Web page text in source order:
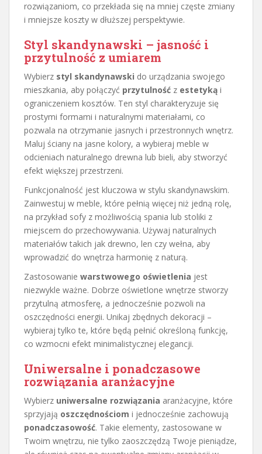
rozwiązaniom, co przekłada się na mniej częste zmiany
i mniejsze koszty w dłuższej perspektywie.
Styl skandynawski – jasność i
przytulność z umiarem
Wybierz styl skandynawski do urządzania swojego
mieszkania, aby połączyć przytulność z estetyką i
ograniczeniem kosztów. Ten styl charakteryzuje się
prostymi formami i naturalnymi materiałami, co
pozwala na otrzymanie jasnych i przestronnych wnętrz.
Maluj ściany na jasne kolory, a wybieraj meble w
odcieniach naturalnego drewna lub bieli, aby stworzyć
efekt większej przestrzeni.
Funkcjonalność jest kluczowa w stylu skandynawskim.
Zainwestuj w meble, które pełnią więcej niż jedną rolę,
na przykład sofy z możliwością spania lub stoliki z
miejscem do przechowywania. Używaj naturalnych
materiałów takich jak drewno, len czy wełna, aby
wprowadzić do wnętrza harmonię z naturą.
Zastosowanie warstwowego oświetlenia jest
niezwykle ważne. Dobrze oświetlone wnętrze stworzy
przytulną atmosferę, a jednocześnie pozwoli na
oszczędności energii. Unikaj zbędnych dekoracji –
wybieraj tylko te, które będą pełnić określoną funkcję,
co wzmocni efekt minimalistycznej elegancji.
Uniwersalne i ponadczasowe
rozwiązania aranżacyjne
Wybierz uniwersalne rozwiązania aranżacyjne, które
sprzyjają oszczędnościom i jednocześnie zachowują
ponadczasowość. Takie elementy, zastosowane w
Twoim wnętrzu, nie tylko zaoszczędzą Twoje pieniądze,